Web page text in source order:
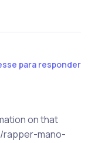
para responder
on that
rapper-mano-